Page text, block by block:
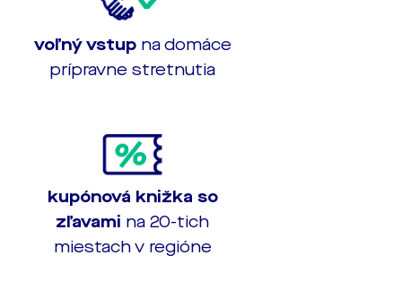
voľný vstupna domáce
prípravne stretnutia
kupónová knižka so
zľavami na 20-tich
miestach v regióne